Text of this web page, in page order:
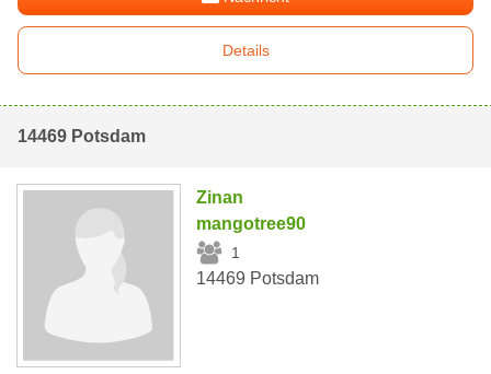
Details
14469 Potsdam
Zinan
mangotree90
1
14469 Potsdam